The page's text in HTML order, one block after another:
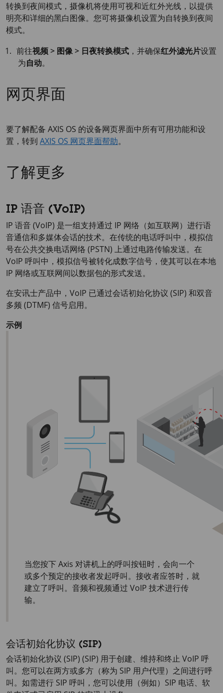
转换到夜间模式，摄像机将使用可视和近红外光线，以提供
明亮和详细的黑白图像。您可将摄像机设置为自转换到夜间
模式。
前往视频 > 图像 > 日夜转换模式 ，并确保红外滤光片设置
为自动。
网页界面
要了解配备 AXIS OS 的设备网页界面中所有可用功能和设
置，转到 AXIS OS 网页界面帮助。
了解更多
IP 语音 (VoIP)
IP 语音 (VoIP) 是一组支持通过 IP 网络（如互联网）进行语
音通信和多媒体会话的技术。在传统的电话呼叫中，模拟信
号在公共交换电话网络 (PSTN) 上通过电路传输发送。在
VoIP 呼叫中，模拟信号被转化成数字信号，使其可以在本地
IP 网络或互联网间以数据包的形式发送。
在安讯士产品中，VoIP 已通过会话初始化协议 (SIP) 和双音
多频 (DTMF) 信号启用。
示例
当您按下 Axis 对讲机上的呼叫按钮时，会向一个
或多个预定的接收者发起呼叫。接收者应答时，就
建立了呼叫。音频和视频通过 VoIP 技术进行传
输。
会话初始化协议 (SIP)
会话初始化协议 (SIP) (SIP) 用于创建、维持和终止 VoIP 呼
叫。您可以在两方或多方（称为 SIP 用户代理）之间进行呼
叫。如需进行 SIP 呼叫，您可以使用（例如）SIP 电话、软